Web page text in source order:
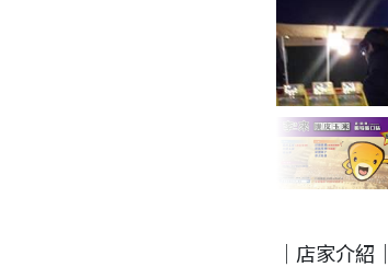
｜店家介紹｜